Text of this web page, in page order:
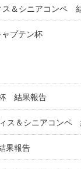
＆シニアコンペ
プテン杯
結果報告
＆シニアコンペ
報告